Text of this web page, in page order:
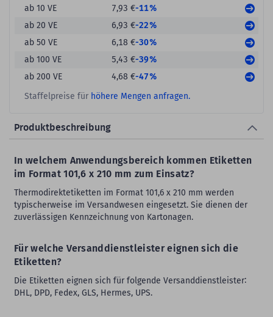
ab 10 VE 7,93 €-11%
ab 20 VE
6,93 €-22%
ab 50 VE
6,18 €-30%
ab 100 VE
5,43 €-39%
ab 200 VE
4,68 €-47%
Staffelpreise für höhere Mengen anfragen.
Produktbeschreibung
In welchem Anwendungsbereich kommen Etiketten
im Format 101,6 x 210 mm zum Einsatz?
Thermodirektetiketten im Format 101,6 x 210 mm werden
typischerweise im Versandwesen eingesetzt. Sie dienen der
zuverlässigen Kennzeichnung von Kartonagen.
Für welche Versanddienstleister eignen sich die
Etiketten?
Die Etiketten eignen sich für folgende Versanddienstleister∶
DHL, DPD, Fedex, GLS, Hermes, UPS.